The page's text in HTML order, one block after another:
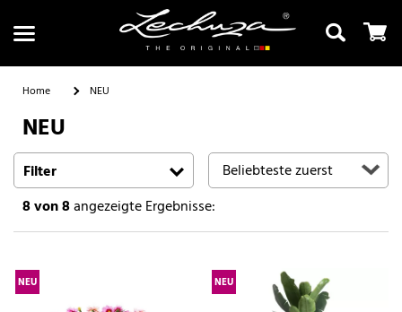
Suchen
Home NEU
NEU
Filter
8von 8angezeigte Ergebnisse:
NEU NEU